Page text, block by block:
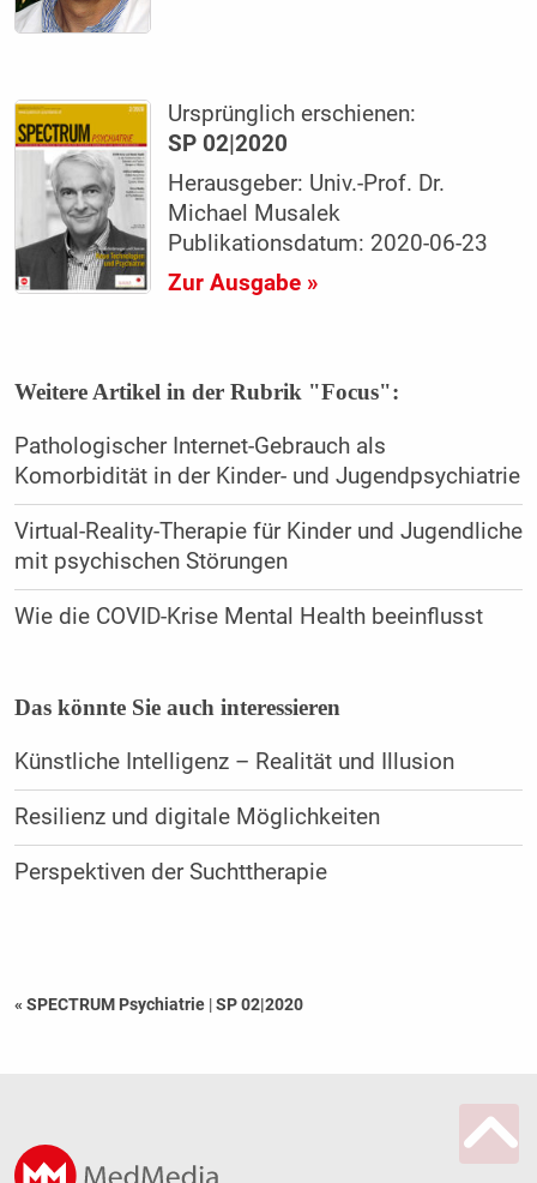
Ursprünglich erschienen:
SP 02|2020
Herausgeber: Univ.-Prof. Dr.
Michael Musalek
Publikationsdatum: 2020-06-23
Zur Ausgabe »
Weitere Artikel in der Rubrik "Focus":
Pathologischer Internet-Gebrauch als
Komorbidität in der Kinder- und Jugendpsychiatrie
Virtual-Reality-Therapie für Kinder und Jugendliche
mit psychischen Störungen
Wie die COVID-Krise Mental Health beeinflusst
Das könnte Sie auch interessieren
Künstliche Intelligenz – Realität und Illusion
Resilienz und digitale Möglichkeiten
Perspektiven der Suchttherapie
« SPECTRUM Psychiatrie |SP 02|2020